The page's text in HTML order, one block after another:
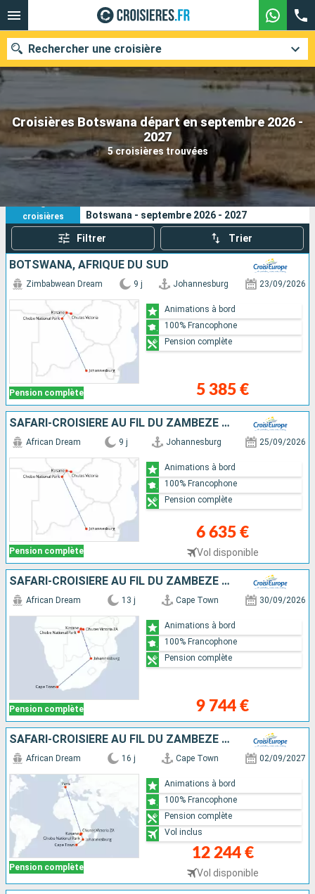
Croisières Botswana départ en septembre 2026 -
2027
5 croisières trouvées
Rechercher une croisière
Nos destinations
Mois de départ
Ports Compagnies
Rechercher
5
croisières
Vos critères de recherche :
Botswana - septembre 2026 - 2027
Filtrer Trier
BOTSWANA, AFRIQUE DU SUD
Pension complète
Zimbabwean Dream 9 j Johannesburg 23/09/2026
5 385 €
Animations à bord
100% Francophone
Pension complète
SAFARI-CROISIÈRE AU FIL DU ZAMBÈZE - AFRIQUE DU SUD, BOTSWANA, NAMIBIE, ZIMBABWE
Pension complète
African Dream 9 j Johannesburg 25/09/2026
6 635 €
Vol disponible
Animations à bord
100% Francophone
Pension complète
SAFARI-CROISIÈRE AU FIL DU ZAMBÈZE - AFRIQUE DU SUD, BOTSWANA, NAMIBIE, ZIMBABWE AVEC PRÉ-PROGRAMME "LA PÉNINSULE DU CAP"
Pension complète
African Dream 13 j Cape Town 30/09/2026
9 744 €
Animations à bord
100% Francophone
Pension complète
SAFARI-CROISIÈRE AU FIL DU ZAMBÈZE - AFRIQUE DU SUD, BOTSWANA, NAMIBIE, ZIMBABWE AVEC PRÉ-PROGRAMME "LA PÉNINSULE DU CAP"
Pension complète
African Dream 16 j Cape Town 02/09/2027
12 244 €
Vol disponible
Animations à bord
100% Francophone
Pension complète
Vol inclus